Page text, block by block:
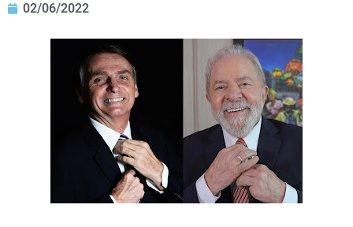
02/06/2022